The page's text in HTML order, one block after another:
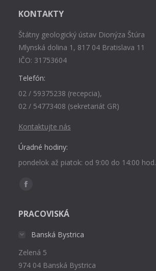
KONTAKTY
Štátny geologický ústav Dionýza Štúra
Mlynská dolina 1, 817 04 Bratislava 11
IČO: 31753604
Telefón:
02 / 59375238 (recepcia),
02 / 54773408 (sekretariát GR)
Kontaktujte nás
Úradné hodiny:
pondelok až piatok: od 9:00 do 14:00 hod.
Find us on:
Facebook
opens
window
PRACOVISKÁ
Banská Bystrica
Zelená 5
974 04 Banská Bystrica